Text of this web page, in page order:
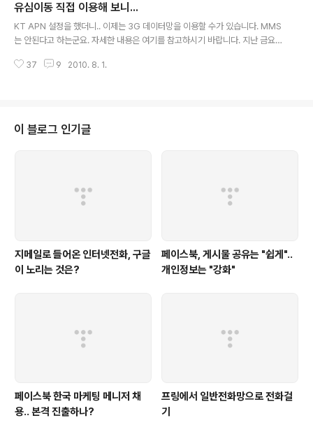
북 연동은 제공하지 않았습니다. 결국 페이스북의 영향력을 무시할 수 없다는
것을 마이스페이스가 인정한 셈이군요. 지난 번에 마이스페이스 일부 페이지에
페이스북 커넥트를 적용한 적이 있긴 했는데.. 이번에는 디폴트 기능으로 채택
유심이동 직접 이용해 보니...
KT APN 설정을 했더니.. 이제는 3G 데이터망을 이용할 수가 있습니다. MMS
는 안된다고 하는군요. 자세한 내용은 여기를 참고하시기 바랍니다. 지난 금요
신청 없이 유심(USIM)을 자유롭게 이동할 수 있다는 것이었습니다. 저는 현재
는 SKT 전용으로 출시된 모델이라.. KT가입자는 이용할 수가 없는 상태입니
다. 이전에는 KT가입자가 갤럭시A(갤럭시S)를 이용하기 위해서는 SKT로 번
37 9 2010. 8. 1.
이 블로그 인기글
지메일로 들어온 인터넷전화, 구글
이 노리는 것은?
페이스북, 게시물 공유는 "쉽게"..
개인정보는 "강화"
페이스북 한국 마케팅 메니저 채
용.. 본격 진출하나?
프링에서 일반전화망으로 전화걸
기